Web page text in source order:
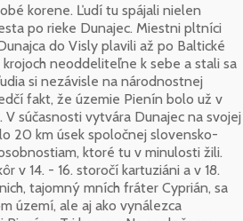
korene. Ľudí tu spájali nielen
po rieke Dunajec. Miestni pltníci
do Visly plavili až po Baltické
neoddeliteľne k sebe a stali sa
si nezávisle na národnostnej
fakt, že územie Pienín bolo už v
súčasnosti vytvára Dunajec na svojej
20 km úsek spoločnej slovensko-
ktoré tu v minulosti žili.
v 14. - 16. storočí kartuziáni a v 18.
tajomný mních fráter Cyprián, sa
území, ale aj ako vynálezca